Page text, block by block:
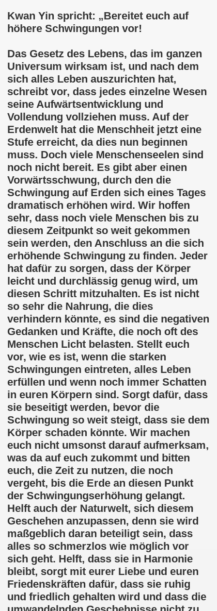
Kwan Yin spricht: „Bereitet euch auf
höhere Schwingungen vor!
Das Gesetz des Lebens, das im ganzen
Universum wirksam ist, und nach dem
sich alles Leben auszurichten hat,
schreibt vor, dass jedes einzelne Wesen
seine Aufwärtsentwicklung und
Vollendung vollziehen muss. Auf der
Erdenwelt hat die Menschheit jetzt eine
Stufe erreicht, da dies nun beginnen
muss. Doch viele Menschenseelen sind
noch nicht bereit. Es gibt aber einen
Vorwärtsschwung, durch den die
Schwingung auf Erden sich eines Tages
dramatisch erhöhen wird. Wir hoffen
sehr, dass noch viele Menschen bis zu
diesem Zeitpunkt so weit gekommen
sein werden, den Anschluss an die sich
erhöhende Schwingung zu finden. Jeder
hat dafür zu sorgen, dass der Körper
leicht und durchlässig genug wird, um
diesen Schritt mitzuhalten. Es ist nicht
so sehr die Nahrung, die dies
verhindern könnte, es sind die negativen
Gedanken und Kräfte, die noch oft des
Menschen Licht belasten. Stellt euch
vor, wie es ist, wenn die starken
Schwingungen eintreten, alles Leben
erfüllen und wenn noch immer Schatten
in euren Körpern sind. Sorgt dafür, dass
sie beseitigt werden, bevor die
Schwingung so weit steigt, dass sie dem
Körper schaden könnte. Wir machen
euch nicht umsonst darauf aufmerksam,
was da auf euch zukommt und bitten
euch, die Zeit zu nutzen, die noch
vergeht, bis die Erde an diesen Punkt
der Schwingungserhöhung gelangt.
Helft auch der Naturwelt, sich diesem
Geschehen anzupassen, denn sie wird
maßgeblich daran beteiligt sein, dass
alles so schmerzlos wie möglich vor
sich geht. Helft, dass sie in Harmonie
bleibt, sorgt mit eurer Liebe und euren
Friedenskräften dafür, dass sie ruhig
und friedlich gehalten wird und dass die
Rhythmus
Freiheit